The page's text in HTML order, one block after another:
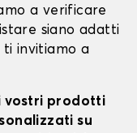
a verificare
siano adatti
invitiamo a
vostri prodotti
su